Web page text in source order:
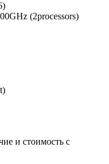
(2processors)
и стоимость с